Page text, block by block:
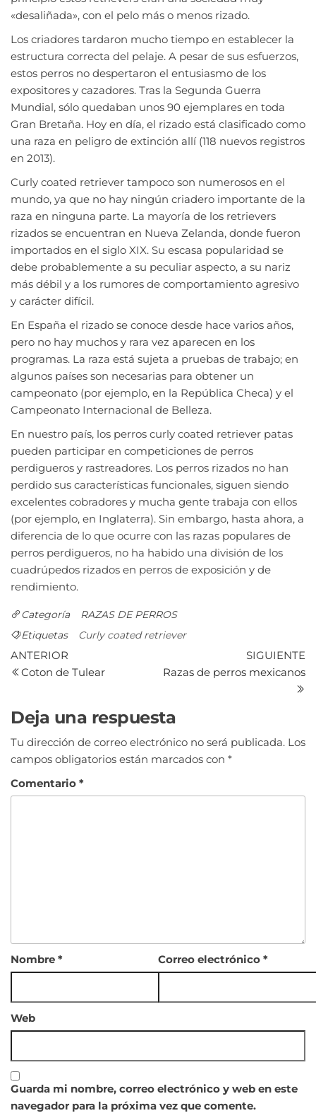
«desaliñada», con el pelo más o menos rizado.
Los criadores tardaron mucho tiempo en establecer la
estructura correcta del pelaje. A pesar de sus esfuerzos,
estos perros no despertaron el entusiasmo de los
expositores y cazadores. Tras la Segunda Guerra
Mundial, sólo quedaban unos 90 ejemplares en toda
Gran Bretaña. Hoy en día, el rizado está clasificado como
una raza en peligro de extinción allí (118 nuevos registros
en 2013).
Curly coated retriever tampoco son numerosos en el
mundo, ya que no hay ningún criadero importante de la
raza en ninguna parte. La mayoría de los retrievers
rizados se encuentran en Nueva Zelanda, donde fueron
importados en el siglo XIX. Su escasa popularidad se
debe probablemente a su peculiar aspecto, a su nariz
más débil y a los rumores de comportamiento agresivo
y carácter difícil.
En España el rizado se conoce desde hace varios años,
pero no hay muchos y rara vez aparecen en los
programas. La raza está sujeta a pruebas de trabajo; en
algunos países son necesarias para obtener un
campeonato (por ejemplo, en la República Checa) y el
Campeonato Internacional de Belleza.
En nuestro país, los perros curly coated retriever patas
pueden participar en competiciones de perros
perdigueros y rastreadores. Los perros rizados no han
perdido sus características funcionales, siguen siendo
excelentes cobradores y mucha gente trabaja con ellos
(por ejemplo, en Inglaterra). Sin embargo, hasta ahora, a
diferencia de lo que ocurre con las razas populares de
perros perdigueros, no ha habido una división de los
cuadrúpedos rizados en perros de exposición y de
rendimiento.
Categoría
RAZAS DE PERROS
Etiquetas
Curly coated retriever
ANTERIOR
Coton de Tulear
SIGUIENTE
Razas de perros mexicanos
Deja una respuesta
Tu dirección de correo electrónico no será publicada. Los
campos obligatorios están marcados con *
Comentario *
Nombre * Correo electrónico *
Web
Guarda mi nombre, correo electrónico y web en este
navegador para la próxima vez que comente.